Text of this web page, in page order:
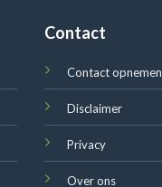
Contact
Contact opnemen
Disclaimer
Privacy
Over ons